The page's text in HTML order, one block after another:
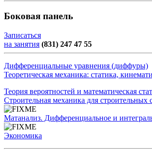
Боковая панель
Записаться
на занятия (831) 247 47 55
Дифференциальные уравнения (диффуры)
Теоретическая механика: статика,
Теория вероятностей и математическая
Строительная механика для строительных
Матанализ. Дифференциальное и
Экономика